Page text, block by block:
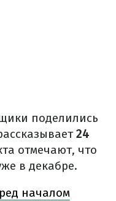
поделились
24
отмечают, что
в декабре.
началом